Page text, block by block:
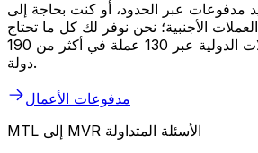
مدفوعات عبر الحدود، أو كنت بحاجة إلى
الأجنبية؛ نحن نوفر لك كل ما تحتاج
إليه. قم بجدولة التحويلات الدولية عبر 130 عملة في أكثر من 190
دولة.
مدفوعات الأعمال
MTL إلى MVR الأسئلة المتداولة